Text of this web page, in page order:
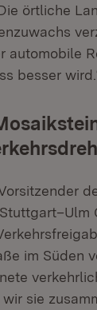
örtliche
automobile
besser
im Süden
sie